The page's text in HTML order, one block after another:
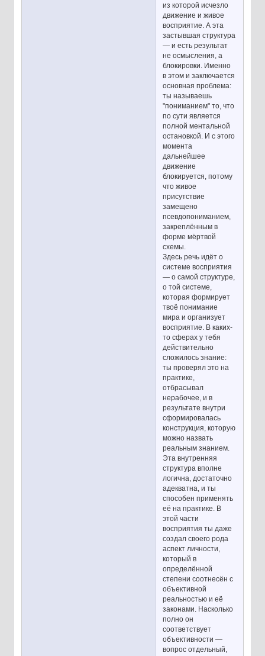
из которой исчезло
движение и живое
восприятие. А эта
застывшая структура
— и есть результат
не осмысления, а
блокировки. Именно
в этом и заключается
основная проблема:
ты называешь
"пониманием" то, что
по сути является
полной ментальной
остановкой. И с этого
момента
дальнейшее
движение
блокируется, потому
что живое
присутствие
замещено
псевдопониманием,
закреплённым в
форме мёртвой
схемы.
Здесь речь идёт о
системе восприятия
— о самой структуре,
о той системе,
которая формирует
твоё понимание
мира и организует
восприятие. В каких-
то сферах у тебя
действительно
сложилось знание:
ты проверял это на
практике,
отбрасывал
нерабочее, и в
результате внутри
сформировалась
конструкция, которую
можно назвать
реальным знанием.
Эта внутренняя
структура вполне
логична, достаточно
адекватна, и ты
способен применять
её на практике. В
этой части
восприятия ты даже
создал своего рода
аспект личности,
который в
определённой
степени соотнесён с
объективной
реальностью и её
законами. Насколько
полно он
соответствует
объективности —
вопрос отдельный,